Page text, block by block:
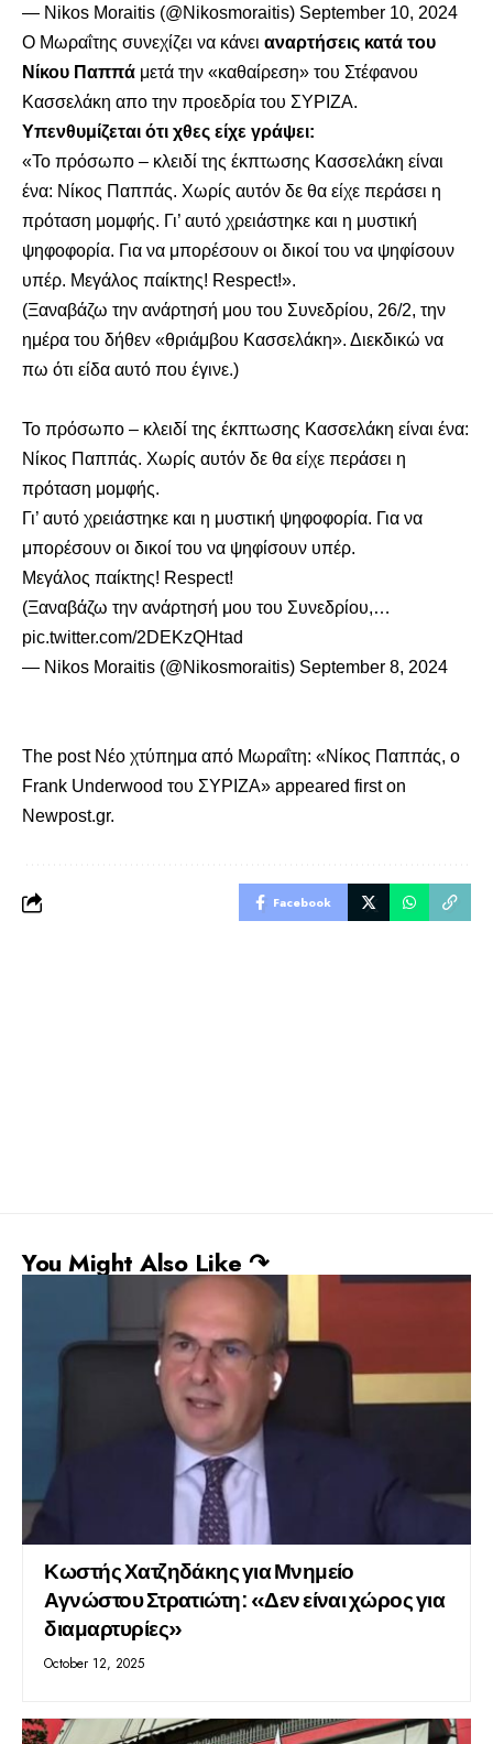
— Nikos Moraitis (@Nikosmoraitis) September 10, 2024
Ο Μωραΐτης συνεχίζει να κάνει αναρτήσεις κατά του
Νίκου Παππά μετά την «καθαίρεση» του Στέφανου
Κασσελάκη απο την προεδρία του ΣΥΡΙΖΑ.
Υπενθυμίζεται ότι χθες είχε γράψει:
«Το πρόσωπο – κλειδί της έκπτωσης Κασσελάκη είναι
ένα: Νίκος Παππάς. Χωρίς αυτόν δε θα είχε περάσει η
πρόταση μομφής. Γι’ αυτό χρειάστηκε και η μυστική
ψηφοφορία. Για να μπορέσουν οι δικοί του να ψηφίσουν
υπέρ. Μεγάλος παίκτης! Respect!».
(Ξαναβάζω την ανάρτησή μου του Συνεδρίου, 26/2, την
ημέρα του δήθεν «θριάμβου Κασσελάκη». Διεκδικώ να
πω ότι είδα αυτό που έγινε.)
Το πρόσωπο – κλειδί της έκπτωσης Κασσελάκη είναι ένα:
Νίκος Παππάς. Χωρίς αυτόν δε θα είχε περάσει η
πρόταση μομφής.
Γι’ αυτό χρειάστηκε και η μυστική ψηφοφορία. Για να
μπορέσουν οι δικοί του να ψηφίσουν υπέρ.
Μεγάλος παίκτης! Respect!
(Ξαναβάζω την ανάρτησή μου του Συνεδρίου,…
pic.twitter.com/2DEKzQHtad
— Nikos Moraitis (@Nikosmoraitis) September 8, 2024
The post Νέο χτύπημα από Μωραΐτη: «Νίκος Παππάς, ο
Frank Underwood του ΣΥΡΙΖΑ» appeared first on
Newpost.gr.
Facebook
You Might Also Like ↷
Κωστής Χατζηδάκης για Μνημείο
Αγνώστου Στρατιώτη: «Δεν είναι χώρος για
διαμαρτυρίες»
October 12, 2025